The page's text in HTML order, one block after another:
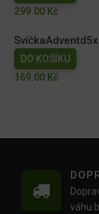
299.00 Kč
DO KOŠÍKU
169.00 Kč
váhu